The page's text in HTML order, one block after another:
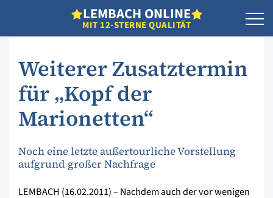
LEMBACH ONLINE
MIT 12-STERNE QUALITÄT
Weiterer Zusatztermin
für „Kopf der
Marionetten“
Noch eine letzte außertourliche Vorstellung
aufgrund großer Nachfrage
LEMBACH (16.02.2011) – Nachdem auch der vor wenigen